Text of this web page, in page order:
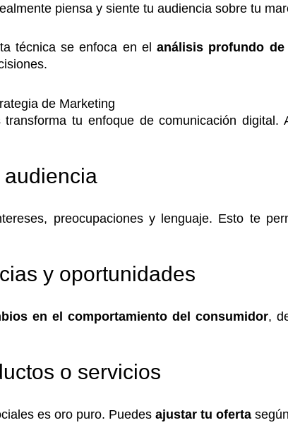
piensa y siente tu audiencia sobre tu
técnica se enfoca en elanálisis profundo
de Marketing
tu enfoque de comunicación
audiencia
preocupaciones y lenguaje. Esto te
y oportunidades
en el comportamiento del consumidor,
o servicios
es oro puro. Puedes ajustar tu oferta